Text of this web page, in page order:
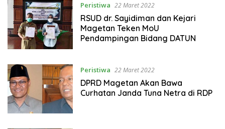
Peristiwa 22 Maret 2022
RSUD dr. Sayidiman dan Kejari
Magetan Teken MoU
Pendampingan Bidang DATUN
Peristiwa 22 Maret 2022
DPRD Magetan Akan Bawa
Curhatan Janda Tuna Netra di RDP